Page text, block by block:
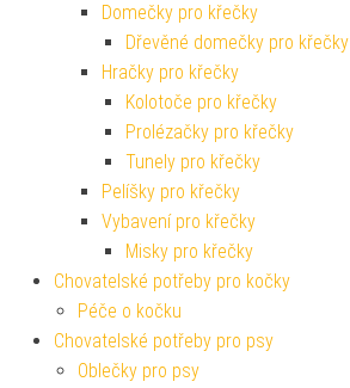
Domečky pro křečky
Dřevěné domečky pro křečky
Hračky pro křečky
Kolotoče pro křečky
Prolézačky pro křečky
Tunely pro křečky
Pelíšky pro křečky
Vybavení pro křečky
Misky pro křečky
Chovatelské potřeby pro kočky
Péče o kočku
Chovatelské potřeby pro psy
Oblečky pro psy